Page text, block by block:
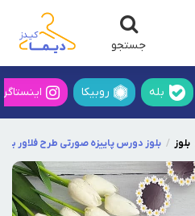
جستجو
بله روبیکا
بلوز بلوز دورس پاییزه صورتی طرح فلاور